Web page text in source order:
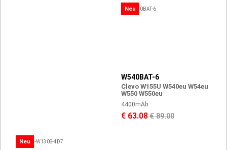
Neu
W540BAT-6
Clevo W155U W540eu W54eu
W550 W550eu
4400mAh
€ 63.08€ 89.00
Neu